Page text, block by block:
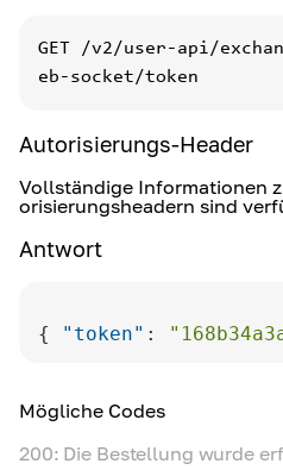
GET
/v2/user-api/
eb-socket/token
Autorisierungs-Header
Vollständige Informationen
orisierungsheadern sind
Antwort
{ "token" :
Mögliche Codes
200: Die Bestellung wurde